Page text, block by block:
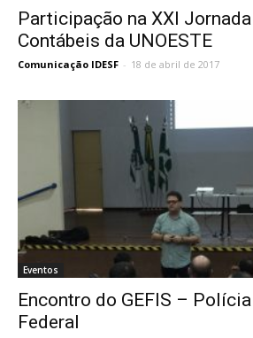
Participação na XXI
Contábeis da UNOESTE
Comunicação IDESF - 18 de abril de 2017
Eventos
Encontro do GEFIS –
Federal